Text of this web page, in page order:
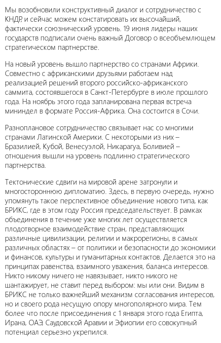
Мы возобновили конструктивный диалог и сотрудничество с
КНДР, и сейчас можем констатировать их высочайший,
фактически союзнический уровень. 19 июня лидеры наших
государств подписали очень важный Договор о всеобъемлющем
стратегическом партнерстве.
На новый уровень вышло партнерство со странами Африки.
Совместно с африканскими друзьями работаем над
реализацией решений второго российско-африканского
саммита, состоявшегося в Санкт-Петербурге в июле прошлого
года. На ноябрь этого года запланирована первая встреча
мининдел в формате Россия-Африка. Она состоится в Сочи.
Разноплановое сотрудничество связывает нас со многими
странами Латинской Америки. С некоторыми из них –
Бразилией, Кубой, Венесуэлой, Никарагуа, Боливией –
отношения вышли на уровень подлинно стратегического
партнерства.
Тектонические сдвиги на мировой арене затронули и
многостороннюю дипломатию. Здесь, в первую очередь, нужно
упомянуть такое перспективное объединение нового типа, как
БРИКС, где в этом году Россия председательствует. В рамках
объединения в течение уже многих лет осуществляется
плодотворное взаимодействие стран, представляющих
различные цивилизации, религии и макрорегионы, в самых
различных областях – от политики и безопасности до экономики
и финансов, культуры и гуманитарных контактов. Делается это на
принципах равенства, взаимного уважения, баланса интересов.
Никто никому ничего не навязывает, никто никого не
шантажирует, не ставит перед выбором: мы или они. Видим в
БРИКС не только важнейший механизм согласования интересов,
но и своего рода несущую опору многополярного мира. Тем
более что после присоединения с 1 января этого года Египта,
Ирана, ОАЭ, Саудовской Аравии и Эфиопии его совокупный
потенциал серьезно укрепился.